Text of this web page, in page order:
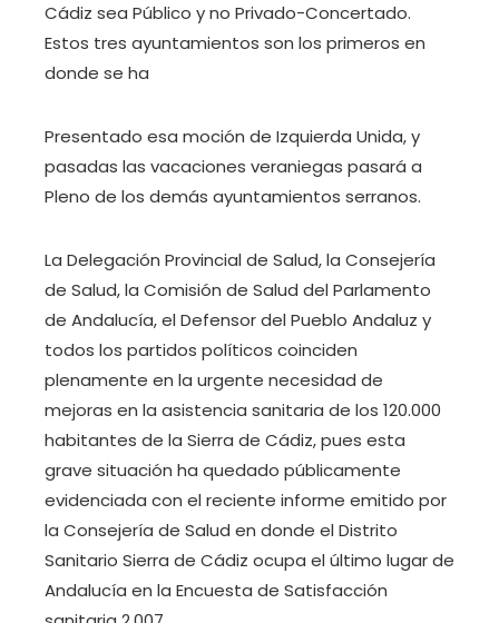
Cádiz sea Público y no Privado-Concertado.
Estos tres ayuntamientos son los primeros en
donde se ha
Presentado esa moción de Izquierda Unida, y
pasadas las vacaciones veraniegas pasará a
Pleno de los demás ayuntamientos serranos.
La Delegación Provincial de Salud, la Consejería
de Salud, la Comisión de Salud del Parlamento
de Andalucía, el Defensor del Pueblo Andaluz y
todos los partidos políticos coinciden
plenamente en la urgente necesidad de
mejoras en la asistencia sanitaria de los 120.000
habitantes de la Sierra de Cádiz, pues esta
grave situación ha quedado públicamente
evidenciada con el reciente informe emitido por
la Consejería de Salud en donde el Distrito
Sanitario Sierra de Cádiz ocupa el último lugar de
Andalucía en la Encuesta de Satisfacción